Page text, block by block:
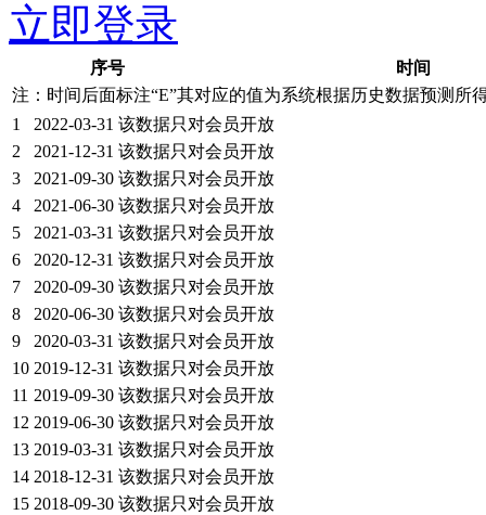
立即登录
序号
时间
注：时间后面标注“E”其对应的值为系统根据历史数据预测所
1
2022-03-31 该数据只对会员开放
2
2021-12-31 该数据只对会员开放
3
2021-09-30 该数据只对会员开放
4
2021-06-30 该数据只对会员开放
5
2021-03-31 该数据只对会员开放
6
2020-12-31 该数据只对会员开放
7
2020-09-30 该数据只对会员开放
8
2020-06-30 该数据只对会员开放
9
2020-03-31 该数据只对会员开放
10 2019-12-31 该数据只对会员开放
11 2019-09-30 该数据只对会员开放
12 2019-06-30 该数据只对会员开放
13 2019-03-31 该数据只对会员开放
14 2018-12-31 该数据只对会员开放
15 2018-09-30 该数据只对会员开放